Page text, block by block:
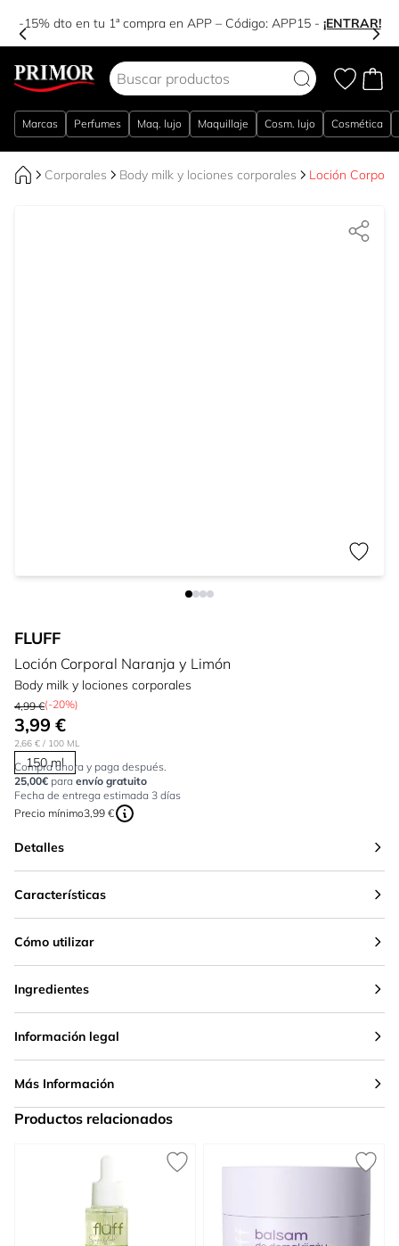
-15% dto en tu 1ª compra en APP – Código: APP15- ¡ENTRAR!
Marcas Perfumes Maq. lujo Maquillaje Cosm. lujo Cosmética
Corporales Body milk y lociones corporales Loción
FLUFF
Loción Corporal Naranja y Limón
Body milk y lociones corporales
4,99 €(-20%)
3,99 €
2,66 € / 100 ML
150 ml
Compra ahora y paga después.
25,00€ para envío gratuito
Fecha de entrega estimada 3 días
Precio mínimo3,99 €
Detalles
Características
Cómo utilizar
Ingredientes
Información legal
Más Información
Productos relacionados